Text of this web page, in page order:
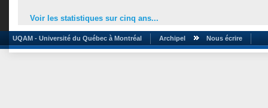
Voir les statistiques sur cinq ans...
UQAM - Université du Québec à Montréal Archipel Nous écrire